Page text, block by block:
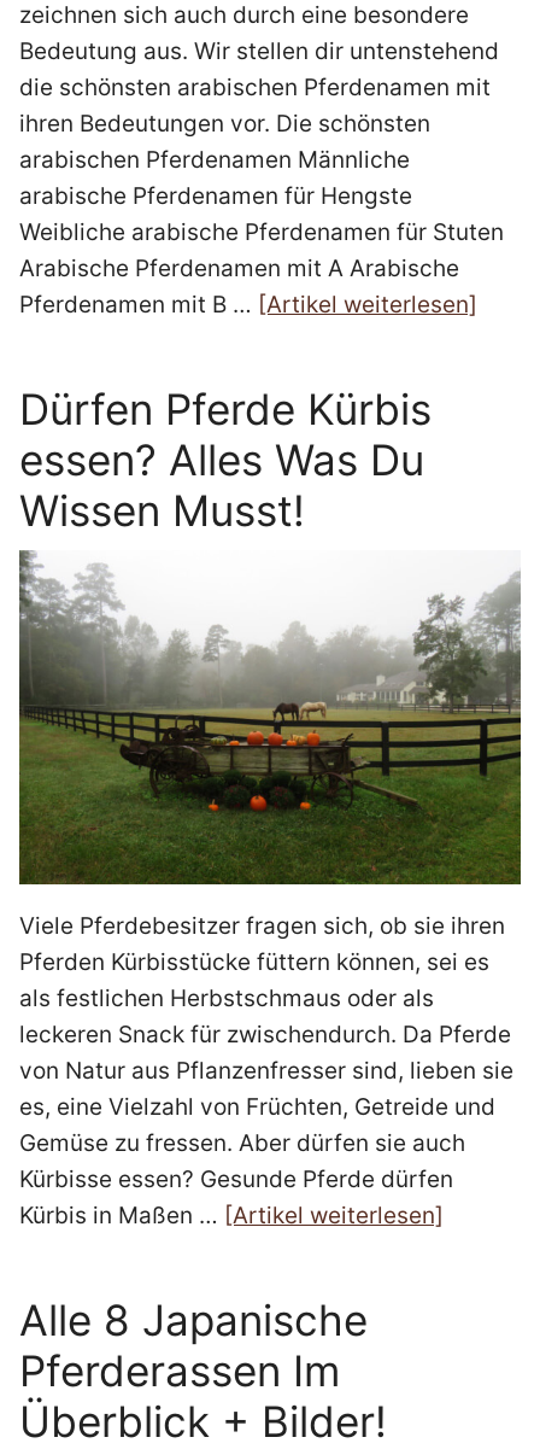
zeichnen sich auch durch eine besondere
Bedeutung aus. Wir stellen dir untenstehend
die schönsten arabischen Pferdenamen mit
ihren Bedeutungen vor. Die schönsten
arabischen Pferdenamen Männliche
arabische Pferdenamen für Hengste
Weibliche arabische Pferdenamen für Stuten
Arabische Pferdenamen mit A Arabische
Pferdenamen mit B … [Artikel weiterlesen]
Dürfen Pferde Kürbis
essen? Alles Was Du
Wissen Musst!
Viele Pferdebesitzer fragen sich, ob sie ihren
Pferden Kürbisstücke füttern können, sei es
als festlichen Herbstschmaus oder als
leckeren Snack für zwischendurch. Da Pferde
von Natur aus Pflanzenfresser sind, lieben sie
es, eine Vielzahl von Früchten, Getreide und
Gemüse zu fressen. Aber dürfen sie auch
Kürbisse essen? Gesunde Pferde dürfen
Kürbis in Maßen … [Artikel weiterlesen]
Alle 8 Japanische
Pferderassen Im
Überblick + Bilder!